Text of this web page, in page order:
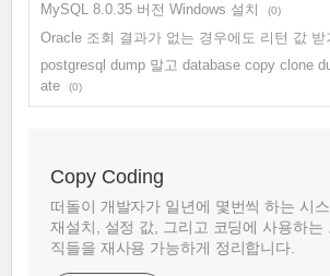
MySQL 8.0.35 버전 Windows 설치
(0)
Oracle 조회 결과가 없는 경우에도 리턴 값 받
postgresql dump 말고 database copy clone
ate
(0)
Copy Coding
떠돌이 개발자가 일년에 몇번씩 하는 시
재설치, 설정 값, 그리고 코딩에 사용하는
직들을 재사용 가능하게 정리합니다.